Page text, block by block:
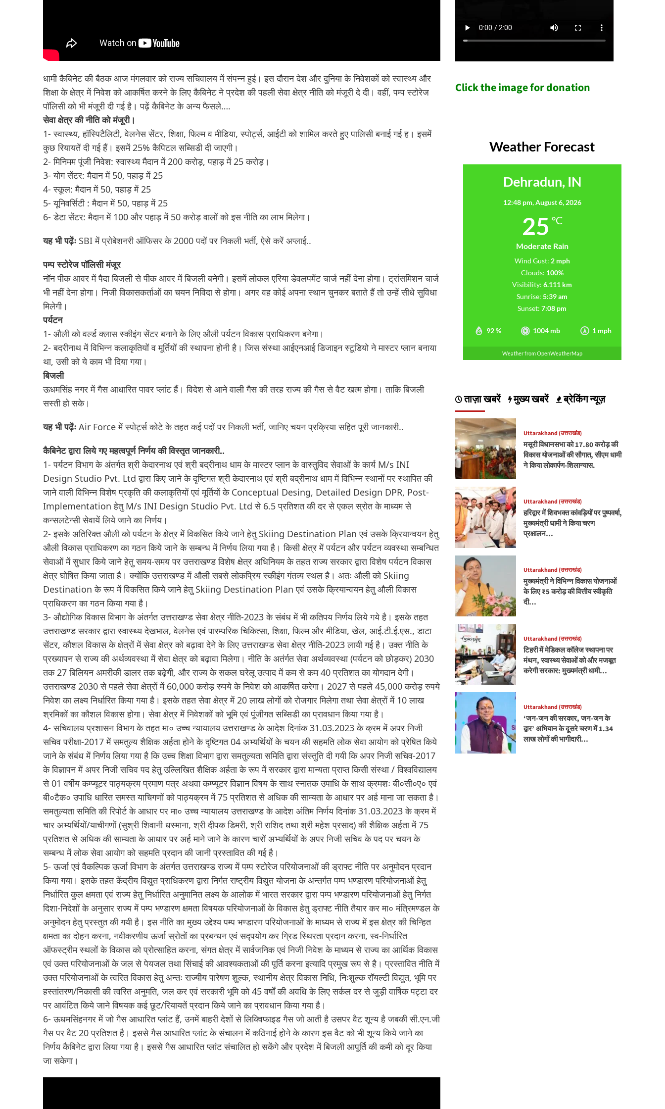
धामी कैबिनेट की बैठक आज मंगलवार को राज्य सचिवालय में संपन्न हुई। इस दौरान देश और दुनिया के निवेशकों को स्वास्थ्य और
शिक्षा के क्षेत्र में निवेश को आकर्षित करने के लिए कैबिनेट ने प्रदेश की पहली सेवा क्षेत्र नीति को मंजूरी दे दी। वहीं, पम्प स्टोरेज
पॉलिसी को भी मंजूरी दी गई है। पढ़ें कैबिनेट के अन्य फैसले….
सेवा क्षेत्र की नीति को मंजूरी।
1- स्वास्थ्य, हॉस्पिटैलिटी, वेलनेस सेंटर, शिक्षा, फिल्म व मीडिया, स्पोर्ट्स, आईटी को शामिल करते हुए पालिसी बनाई गई ह। इसमें
कुछ रियायतें दी गई हैं। इसमें 25% कैपिटल सब्सिडी दी जाएगी।
2- मिनिमम पूंजी निवेश: स्वास्थ्य मैदान में 200 करोड़, पहाड़ में 25 करोड़।
3- योग सेंटर: मैदान में 50, पहाड़ में 25
4- स्कूल: मैदान में 50, पहाड़ में 25
5- यूनिवर्सिटी : मैदान में 50, पहाड़ में 25
6- डेटा सेंटर: मैदान में 100 और पहाड़ में 50 करोड़ वालों को इस नीति का लाभ मिलेगा।
यह भी पढ़ेंः SBI में प्रोबेशनरी ऑफिसर के 2000 पदों पर निकली भर्ती, ऐसे करें अप्लाई..
पम्प स्टोरेज पॉलिसी मंजूर
नॉन पीक आवर में पैदा बिजली से पीक आवर में बिजली बनेगी। इसमें लोकल एरिया डेवलपमेंट चार्ज नहीं देना होगा। ट्रांसमिशन चार्ज
भी नहीं देना होगा। निजी विकासकर्ताओं का चयन निविदा से होगा। अगर वह कोई अपना स्थान चुनकर बताते हैं तो उन्हें सीधे सुविधा
मिलेगी।
पर्यटन
1- औली को वर्ल्ड क्लास स्कीइंग सेंटर बनाने के लिए औली पर्यटन विकास प्राधिकरण बनेगा।
2- बदरीनाथ में विभिन्न कलाकृतियों व मूर्तियों की स्थापना होनी है। जिस संस्था आईएनआई डिजाइन स्टूडियो ने मास्टर प्लान बनाया
था, उसी को ये काम भी दिया गया।
बिजली
ऊधमसिंह नगर में गैस आधारित पावर प्लांट हैं। विदेश से आने वाली गैस की तरह राज्य की गैस से वैट खत्म होगा। ताकि बिजली
सस्ती हो सके।
यह भी पढ़ेंः Air Force में स्पोर्ट्स कोटे के तहत कई पदों पर निकली भर्ती, जानिए चयन प्रक्रिया सहित पूरी जानकारी..
कैबिनेट द्वारा लिये गए महत्वपूर्ण निर्णय की विस्तृत जानकारी..
1- पर्यटन विभाग के अंतर्गत श्री केदारनाथ एवं श्री बद्रीनाथ धाम के मास्टर प्लान के वास्तुविद सेवाओं के कार्य M/s INI
Design Studio Pvt. Ltd द्वारा किए जाने के दृष्टिगत श्री केदारनाथ एवं श्री बद्रीनाथ धाम में विभिन्न स्थानों पर स्थापित की
जाने वाली विभिन्न विशेष प्रकृति की कलाकृतियों एवं मूर्तियों के Conceptual Desing, Detailed Design DPR, Post-
Implementation हेतु M/s INI Design Studio Pvt. Ltd से 6.5 प्रतिशत की दर से एकल स्रोत के माध्यम से
कन्सलटेन्सी सेवायें लिये जाने का निर्णय।
2- इसके अतिरिक्त औली को पर्यटन के क्षेत्र में विकसित किये जाने हेतु Skiing Destination Plan एवं उसके क्रियान्वयन हेतु
औली विकास प्राधिकरण का गठन किये जाने के सम्बन्ध में निर्णय लिया गया है। किसी क्षेत्र में पर्यटन और पर्यटन व्यवस्था सम्बन्धित
सेवाओं में सुधार किये जाने हेतु समय-समय पर उत्तराखण्ड विशेष क्षेत्र अधिनियम के तहत राज्य सरकार द्वारा विशेष पर्यटन विकास
क्षेत्र घोषित किया जाता है। क्योंकि उत्तराखण्ड में औली सबसे लोकप्रिय स्कीइंग गंतव्य स्थल है। अतः औली को Skiing
Destination के रूप में विकसित किये जाने हेतु Skiing Destination Plan एवं उसके क्रियान्वयन हेतु औली विकास
प्राधिकरण का गठन किया गया है।
3- औद्योगिक विकास विभाग के अंतर्गत उत्तराखण्ड सेवा क्षेत्र नीति-2023 के संबंध में भी कतिपय निर्णय लिये गये है। इसके तहत
उत्तराखण्ड सरकार द्वारा स्वास्थ्य देखभाल, वेलनेस एवं पारम्परिक चिकित्सा, शिक्षा, फिल्म और मीडिया, खेल, आई.टी.ई.एस., डाटा
सेंटर, कौशल विकास के क्षेत्रों में सेवा क्षेत्र को बढ़ावा देने के लिए उत्तराखण्ड सेवा क्षेत्र नीति-2023 लायी गई है। उक्त नीति के
प्रख्यापन से राज्य की अर्थव्यवस्था में सेवा क्षेत्र को बढ़ावा मिलेगा। नीति के अतंर्गत सेवा अर्थव्यवस्था (पर्यटन को छोड़कर) 2030
तक 27 बिलियन अमरीकी डालर तक बढ़ेगी, और राज्य के सकल घरेलू उत्पाद में कम से कम 40 प्रतिशत का योगदान देगी।
उत्तराखण्ड 2030 से पहले सेवा क्षेत्रों में 60,000 करोड़ रुपये के निवेश को आकर्षित करेगा। 2027 से पहले 45,000 करोड़ रुपये
निवेश का लक्ष्य निर्धारित किया गया है। इसके तहत सेवा क्षेत्र में 20 लाख लोगों को रोजगार मिलेगा तथा सेवा क्षेत्रों में 10 लाख
श्रमिकों का कौशल विकास होगा। सेवा क्षेत्र में निवेशकों को भूमि एवं पूंजीगत सब्सिडी का प्रावधान किया गया है।
4- सचिवालय प्रशासन विभाग के तहत मा० उच्च न्यायालय उत्तराखण्ड के आदेश दिनांक 31.03.2023 के क्रम में अपर निजी
सचिव परीक्षा-2017 में समतुल्य शैक्षिक अर्हता होने के दृष्टिगत 04 अभ्यर्थियों के चयन की सहमति लोक सेवा आयोग को प्रेषित किये
जाने के संबंध में निर्णय लिया गया है कि उच्च शिक्षा विभाग द्वारा समतुल्यता समिति द्वारा संस्तुति दी गयी कि अपर निजी सचिव-2017
के विज्ञापन में अपर निजी सचिव पद हेतु उल्लिखित शैक्षिक अर्हता के रूप में सरकार द्वारा मान्यता प्राप्त किसी संस्था / विश्वविद्यालय
से 01 वर्षीय कम्प्यूटर पाठ्यक्रम प्रमाण पत्र अथवा कम्प्यूटर विज्ञान विषय के साथ स्नातक उपाधि के साथ क्रमशः बी०सी०ए० एवं
बी०टैक० उपाधि धारित समस्त याचिगणों को पाठ्यक्रम में 75 प्रतिशत से अधिक की साम्यता के आधार पर अर्ह माना जा सकता है।
समतुल्यता समिति की रिपोर्ट के आधार पर मा० उच्च न्यायालय उत्तराखण्ड के आदेश अंतिम निर्णय दिनांक 31.03.2023 के क्रम में
चार अभ्यर्थियों/याचीगणों (सुश्री शिवानी धस्माना, श्री दीपक डिमरी, श्री राशिद तथा श्री महेश प्रसाद) की शैक्षिक अर्हता में 75
प्रतिशत से अधिक की साम्यता के आधार पर अर्ह माने जाने के कारण चारों अभ्यर्थियों के अपर निजी सचिव के पद पर चयन के
सम्बन्ध में लोक सेवा आयोग को सहमति प्रदान की जानी प्रस्तावित की गई है।
5- ऊर्जा एवं वैकल्पिक ऊर्जा विभाग के अंतर्गत उत्तराखण्ड राज्य में पम्प स्टोरेज परियोजनाओं की ड्राफ्ट नीति पर अनुमोदन प्रदान
किया गया। इसके तहत केंद्रीय विद्युत प्राधिकरण द्वारा निर्गत राष्ट्रीय विद्युत योजना के अन्तर्गत पम्प भण्डारण परियोजनाओं हेतु
निर्धारित कुल क्षमता एवं राज्य हेतु निर्धारित अनुमानित लक्ष्य के आलोक में भारत सरकार द्वारा पम्प भण्डारण परियोजनाओं हेतु निर्गत
दिशा-निदेशों के अनुसार राज्य में पम्प भण्डारण क्षमता विषयक परियोजनाओं के विकास हेतु ड्राफ्ट नीति तैयार कर मा० मंत्रिमण्डल के
अनुमोदन हेतु प्रस्तुत की गयी है। इस नीति का मुख्य उद्देश्य पम्प भण्डारण परियोजनाओं के माध्यम से राज्य में इस क्षेत्र की चिन्हित
क्षमता का दोहन करना, नवीकरणीय ऊर्जा स्रोतों का प्रबन्धन एवं सद्पयोग कर ग्रिड स्थिरता प्रदान करना, स्व-निर्धारित
ऑफस्ट्रीम स्थलों के विकास को प्रोत्साहित करना, संगत क्षेत्र में सार्वजनिक एवं निजी निवेश के माध्यम से राज्य का आर्थिक विकास
एवं उक्त परियोजनाओं के जल से पेयजल तथा सिंचाई की आवश्यकताओं की पूर्ति करना इत्यादि प्रमुख रूप से है। प्रस्तावित नीति में
उक्त परियोजनाओं के त्वरित विकास हेतु अन्तः राज्यीय पारेषण शुल्क, स्थानीय क्षेत्र विकास निधि, निःशुल्क रॉयल्टी विद्युत, भूमि पर
हस्तांतरण/निकासी की त्वरित अनुमति, जल कर एवं सरकारी भूमि को 45 वर्षों की अवधि के लिए सर्कल दर से जुड़ी वार्षिक पट्टा दर
पर आवंटित किये जाने विषयक कई छूट/रियायतें प्रदान किये जाने का प्रावधान किया गया है।
6- ऊधमसिंहनगर में जो गैस आधारित प्लांट हैं, उनमें बाहरी देशों से लिक्विफाइड गैस जो आती है उसपर वैट शून्य है जबकी सी.एन.जी
गैस पर वैट 20 प्रतिशत है। इससे गैस आधारित प्लांट के संचालन में कठिनाई होने के कारण इस वैट को भी शून्य किये जाने का
निर्णय कैबिनेट द्वारा लिया गया है। इससे गैस आधारित प्लांट संचालित हो सकेंगे और प्रदेश में बिजली आपूर्ति की कमी को दूर किया
जा सकेगा।
Click the image for donation
Weather Forecast
Dehradun, IN
12:48 pm,August 6, 2026
25 °C
Moderate Rain
92 % 1004 mb 1 mph
Wind Gust: 2 mph
Clouds: 100%
Visibility: 6.111 km
Sunrise: 5:39 am
Sunset: 7:08 pm
Weather from OpenWeatherMap
ताज़ा खबरें मुख्य खबरें ब्रेकिंग न्यूज़
Uttarakhand (उत्तराखंड)
मसूरी विधानसभा को 17.80 करोड़ की
विकास योजनाओं की सौगात, सीएम धामी
ने किया लोकार्पण-शिलान्यास.
Uttarakhand (उत्तराखंड)
हरिद्वार में शिवभक्त कांवड़ियों पर पुष्पवर्षा,
मुख्यमंत्री धामी ने किया चरण
प्रक्षालन…
Uttarakhand (उत्तराखंड)
मुख्यमंत्री ने विभिन्न विकास योजनाओं
के लिए ₹5 करोड़ की वित्तीय स्वीकृति
दी…
Uttarakhand (उत्तराखंड)
टिहरी में मेडिकल कॉलेज स्थापना पर
मंथन, स्वास्थ्य सेवाओं को और मजबूत
करेगी सरकार: मुख्यमंत्री धामी…
Uttarakhand (उत्तराखंड)
‘जन-जन की सरकार, जन-जन के
द्वार’ अभियान के दूसरे चरण में 1.34
लाख लोगों की भागीदारी…